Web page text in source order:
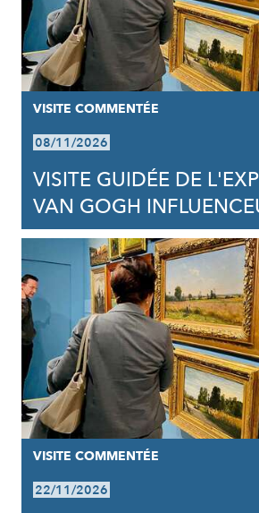
VISITE COMMENTÉE
08/11/2026
VISITE GUIDÉE DE
VAN GOGH
VISITE COMMENTÉE
22/11/2026